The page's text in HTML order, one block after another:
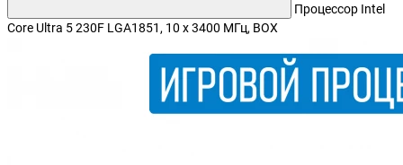
Процессор Intel
Core Ultra 5 230F LGA1851, 10 x 3400 МГц, BOX